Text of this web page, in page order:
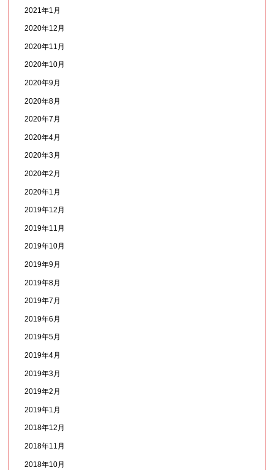
2021年1月
2020年12月
2020年11月
2020年10月
2020年9月
2020年8月
2020年7月
2020年4月
2020年3月
2020年2月
2020年1月
2019年12月
2019年11月
2019年10月
2019年9月
2019年8月
2019年7月
2019年6月
2019年5月
2019年4月
2019年3月
2019年2月
2019年1月
2018年12月
2018年11月
2018年10月